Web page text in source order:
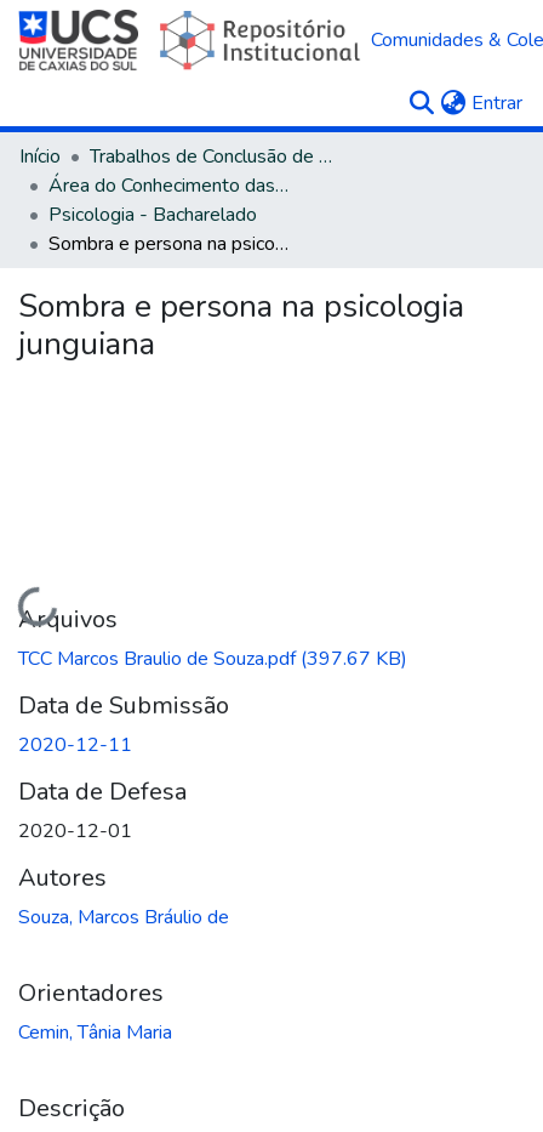
Comunidades &
Entrar
Início
Trabalhos de Conclusão de Curso
Área do Conhecimento das Ciências Humanas
Psicologia - Bacharelado
Sombra e persona na psicologia junguiana
Sombra e persona na psicologia
junguiana
Carregando...
Arquivos
TCC Marcos Braulio de Souza.pdf(397.67 KB)
Data de Submissão
2020-12-11
Data de Defesa
2020-12-01
Autores
Souza, Marcos Bráulio de
Orientadores
Cemin, Tânia Maria
Descrição